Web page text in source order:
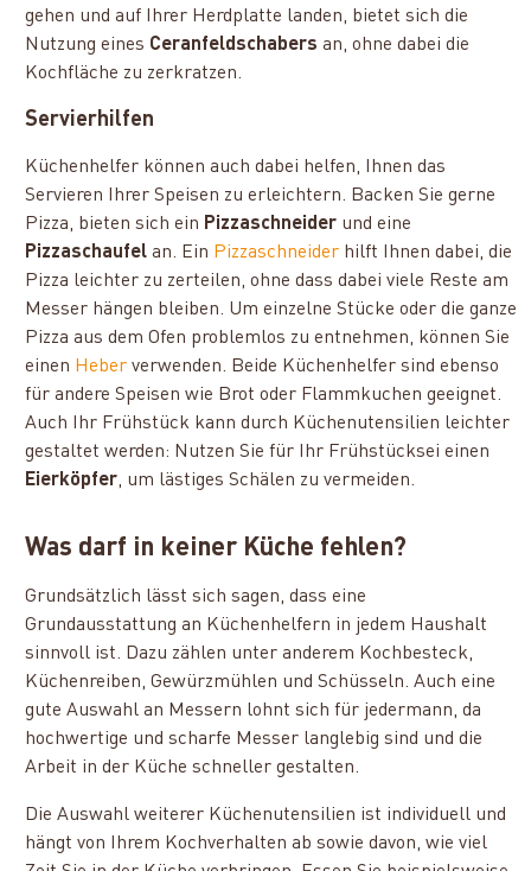
gehen und auf Ihrer Herdplatte landen, bietet sich die
Nutzung eines Ceranfeldschabers an, ohne dabei die
Kochfläche zu zerkratzen.
Servierhilfen
Küchenhelfer können auch dabei helfen, Ihnen das
Servieren Ihrer Speisen zu erleichtern. Backen Sie gerne
Pizza, bieten sich ein Pizzaschneider und eine
Pizzaschaufel an. Ein Pizzaschneider hilft Ihnen dabei, die
Pizza leichter zu zerteilen, ohne dass dabei viele Reste am
Messer hängen bleiben. Um einzelne Stücke oder die ganze
Pizza aus dem Ofen problemlos zu entnehmen, können Sie
einen Heber verwenden. Beide Küchenhelfer sind ebenso
für andere Speisen wie Brot oder Flammkuchen geeignet.
Auch Ihr Frühstück kann durch Küchenutensilien leichter
gestaltet werden: Nutzen Sie für Ihr Frühstücksei einen
Eierköpfer, um lästiges Schälen zu vermeiden.
Was darf in keiner Küche fehlen?
Grundsätzlich lässt sich sagen, dass eine
Grundausstattung an Küchenhelfern in jedem Haushalt
sinnvoll ist. Dazu zählen unter anderem Kochbesteck,
Küchenreiben, Gewürzmühlen und Schüsseln. Auch eine
gute Auswahl an Messern lohnt sich für jedermann, da
hochwertige und scharfe Messer langlebig sind und die
Arbeit in der Küche schneller gestalten.
Die Auswahl weiterer Küchenutensilien ist individuell und
hängt von Ihrem Kochverhalten ab sowie davon, wie viel